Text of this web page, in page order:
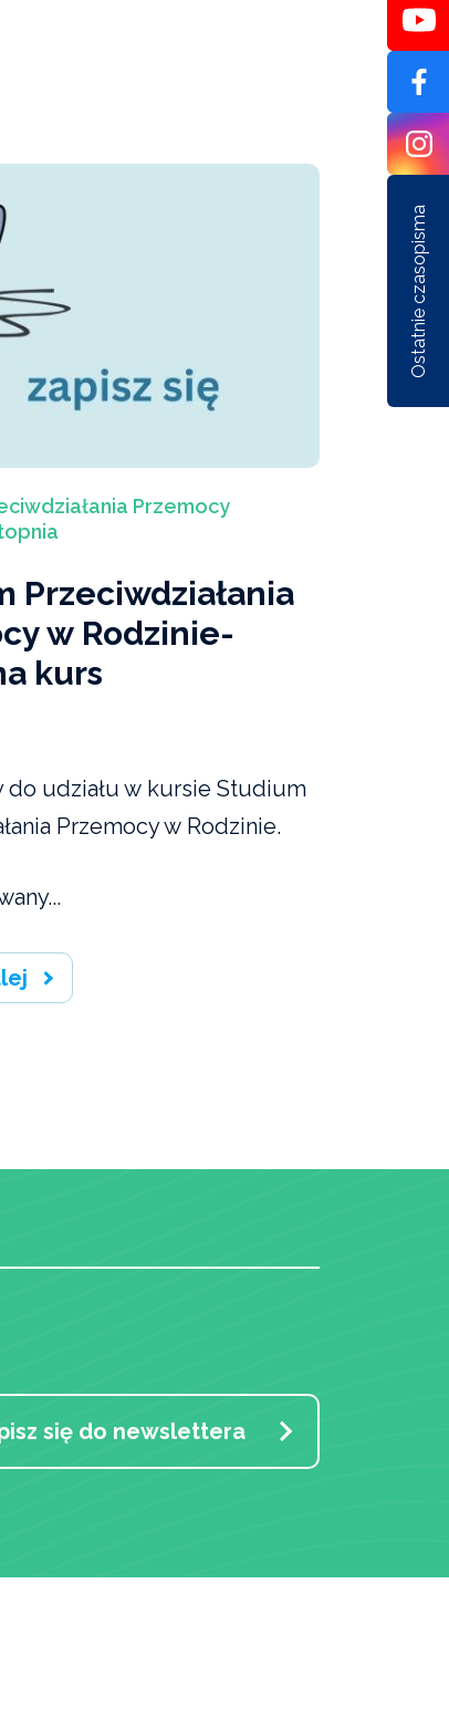
Przemocy
Przeciwdziałania
w Rodzinie-
kurs
do udziału w kursie Studium
Przemocy w Rodzinie.
się do newslettera
Ostatnie czasopisma
Nr 1/162/2026 Nr 5/